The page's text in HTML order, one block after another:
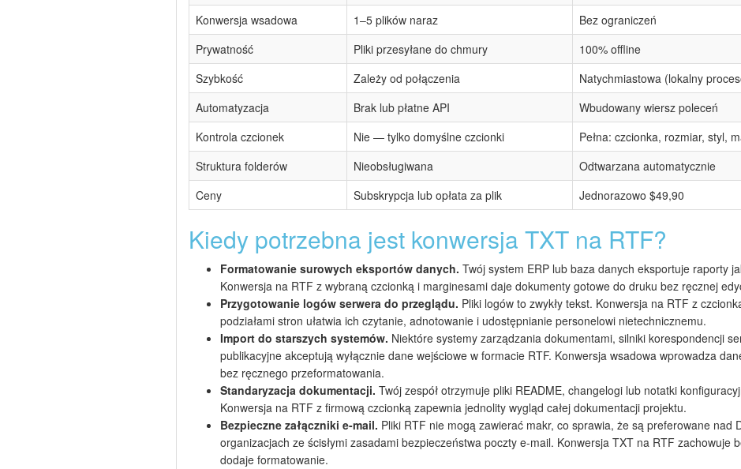
Konwersja wsadowa
1–5 plików naraz
Bez ograniczeń
Prywatność
Pliki przesyłane do chmury
100% offline
Szybkość
Zależy od połączenia
Natychmiastowa (lokalny
Automatyzacja
Brak lub płatne API
Wbudowany wiersz poleceń
Kontrola czcionek
Nie — tylko domyślne czcionki
Pełna: czcionka, rozmiar, styl,
Struktura folderów
Nieobsługiwana
Odtwarzana automatycznie
Ceny
Subskrypcja lub opłata za plik Jednorazowo $49,90
Kiedy potrzebna jest konwersja TXT na RTF?
Formatowanie surowych eksportów danych. Twój system ERP lub baza danych eksportuje raporty
Konwersja na RTF z wybraną czcionką i marginesami daje dokumenty gotowe do druku bez ręcznej
Przygotowanie logów serwera do przeglądu. Pliki logów to zwykły tekst. Konwersja na RTF z
podziałami stron ułatwia ich czytanie, adnotowanie i udostępnianie personelowi nietechnicznemu.
Import do starszych systemów. Niektóre systemy zarządzania dokumentami, silniki korespondencji
publikacyjne akceptują wyłącznie dane wejściowe w formacie RTF. Konwersja wsadowa wprowadza
bez ręcznego przeformatowania.
Standaryzacja dokumentacji. Twój zespół otrzymuje pliki README, changelogi lub notatki
Konwersja na RTF z firmową czcionką zapewnia jednolity wygląd całej dokumentacji projektu.
Bezpieczne załączniki e-mail. Pliki RTF nie mogą zawierać makr, co sprawia, że są preferowane nad
organizacjach ze ścisłymi zasadami bezpieczeństwa poczty e-mail. Konwersja TXT na RTF zachowuje
dodaje formatowanie.